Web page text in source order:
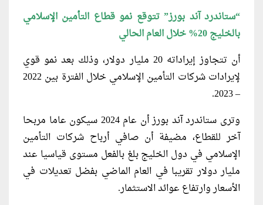
“ستاندرد آند بورز” تتوقع نمو قطاع التأمين الإسلامي
بالخليج 20% خلال العام الحالي
أن تتجاوز إيراداته 20 مليار دولار، وذلك بعد نمو قوي
لإيرادات شركات التأمين الإسلامي خلال الفترة بين 2022
– 2023.
وترى ستاندرد آند بورز أن عام 2024 سيكون عاما مربحا
آخر للقطاع، مضيفة أن صافي أرباح شركات التأمين
الإسلامي في دول الخليج بلغ بالفعل مستوى قياسيا عند
مليار دولار تقريبا في العام الماضي بفضل تعديلات في
الأسعار وارتفاع عوائد الاستثمار.